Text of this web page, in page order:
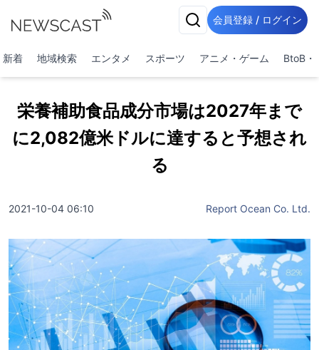
会員登録 / ログイン
新着 地域検索 エンタメ スポーツ アニメ・ゲーム BtoB・
栄養補助食品成分市場は2027年まで
に2,082億米ドルに達すると予想され
る
2021-10-04 06:10 Report Ocean Co. Ltd.